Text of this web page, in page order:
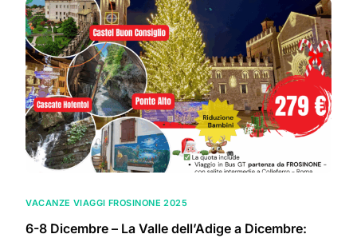
VACANZE VIAGGI FROSINONE 2025
6-8 Dicembre – La Valle dell’Adige a Dicembre: